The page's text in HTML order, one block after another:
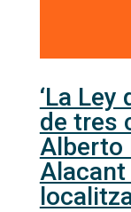
‘La Ley
de tres
Alberto